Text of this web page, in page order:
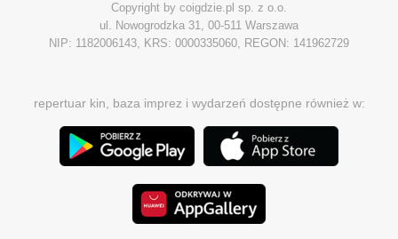
Copyright by coigdzie.pl sp. z o.o.
ul. Nowogrodzka 31, 00-511 Warszawa
NIP: 1182006143, KRS: 0000335060, REGON: 141962729
repertuar kin, baza imprez i wydarzeń dostępne również w: